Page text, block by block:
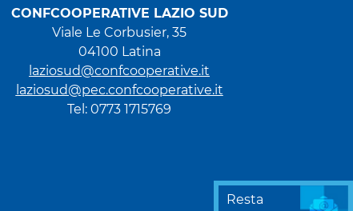
Resta
CONFCOOPERATIVE LAZIO SUD
Viale Le Corbusier, 35
04100 Latina
laziosud@confcooperative.it
laziosud@pec.confcooperative.it
Tel: 0773 1715769